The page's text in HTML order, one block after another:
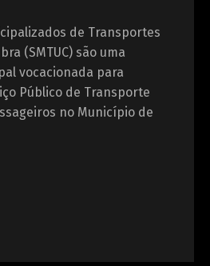
de Transportes
(SMTUC) são uma
vocacionada para
Público de Transporte
no Município de